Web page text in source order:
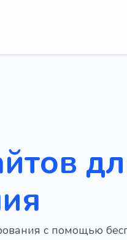
с помощью